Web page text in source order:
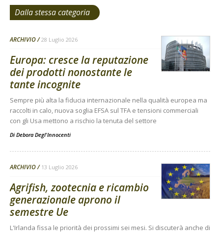
Dalla stessa categoria
ARCHIVIO 28 Luglio 2026
Europa: cresce la reputazione
dei prodotti nonostante le
tante incognite
Sempre più alta la fiducia internazionale nella qualità europea ma
raccolti in calo, nuova soglia EFSA sul TFA e tensioni commerciali
con gli Usa mettono a rischio la tenuta del settore
Di Debora Degl'Innocenti
ARCHIVIO 13 Luglio 2026
Agrifish, zootecnia e ricambio
generazionale aprono il
semestre Ue
L'Irlanda fissa le priorità dei prossimi sei mesi. Si discuterà anche di